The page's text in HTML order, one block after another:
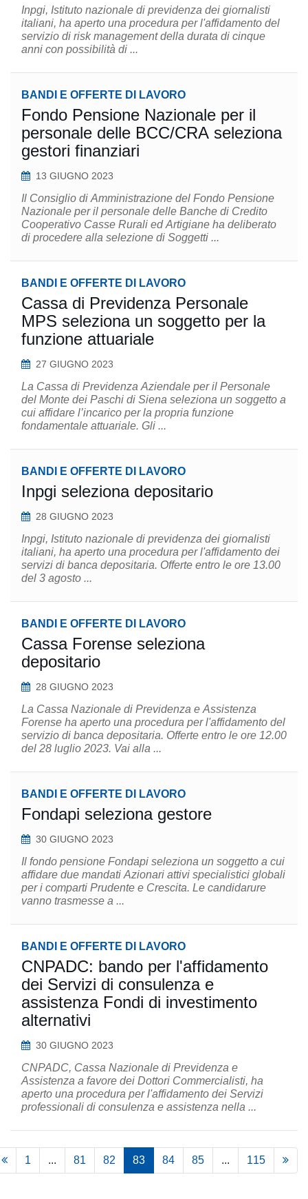
Inpgi, Istituto nazionale di previdenza dei giornalisti
italiani, ha aperto una procedura per l'affidamento del
servizio di risk management della durata di cinque
anni con possibilità di ...
BANDI E OFFERTE DI LAVORO
Fondo Pensione Nazionale per il
personale delle BCC/CRA seleziona
gestori finanziari
13 GIUGNO 2023
Il Consiglio di Amministrazione del Fondo Pensione
Nazionale per il personale delle Banche di Credito
Cooperativo Casse Rurali ed Artigiane ha deliberato
di procedere alla selezione di Soggetti ...
BANDI E OFFERTE DI LAVORO
Cassa di Previdenza Personale
MPS seleziona un soggetto per la
funzione attuariale
27 GIUGNO 2023
La Cassa di Previdenza Aziendale per il Personale
del Monte dei Paschi di Siena seleziona un soggetto a
cui affidare l’incarico per la propria funzione
fondamentale attuariale. Gli ...
BANDI E OFFERTE DI LAVORO
Inpgi seleziona depositario
28 GIUGNO 2023
Inpgi, Istituto nazionale di previdenza dei giornalisti
italiani, ha aperto una procedura per l'affidamento dei
servizi di banca depositaria. Offerte entro le ore 13.00
del 3 agosto ...
BANDI E OFFERTE DI LAVORO
Cassa Forense seleziona
depositario
28 GIUGNO 2023
La Cassa Nazionale di Previdenza e Assistenza
Forense ha aperto una procedura per l'affidamento del
servizio di banca depositaria. Offerte entro le ore 12.00
del 28 luglio 2023. Vai alla ...
BANDI E OFFERTE DI LAVORO
Fondapi seleziona gestore
30 GIUGNO 2023
Il fondo pensione Fondapi seleziona un soggetto a cui
affidare due mandati Azionari attivi specialistici globali
per i comparti Prudente e Crescita. Le candidarure
vanno trasmesse a ...
BANDI E OFFERTE DI LAVORO
CNPADC: bando per l'affidamento
dei Servizi di consulenza e
assistenza Fondi di investimento
alternativi
30 GIUGNO 2023
CNPADC, Cassa Nazionale di Previdenza e
Assistenza a favore dei Dottori Commercialisti, ha
aperto una procedura per l'affidamento dei Servizi
professionali di consulenza e assistenza nella ...
1 ... 81 82 83 84 85 ... 115